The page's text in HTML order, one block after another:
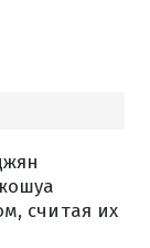
считая их